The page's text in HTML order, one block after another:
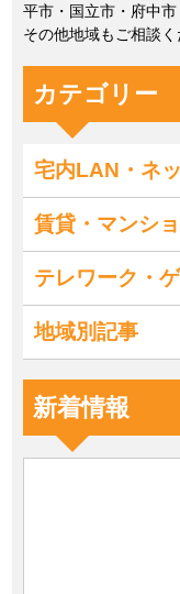
平市・国立市・府中
その他地域もご相談く
カテゴリー
宅内LAN・ネ
賃貸・マンシ
テレワーク・
地域別記事
新着情報